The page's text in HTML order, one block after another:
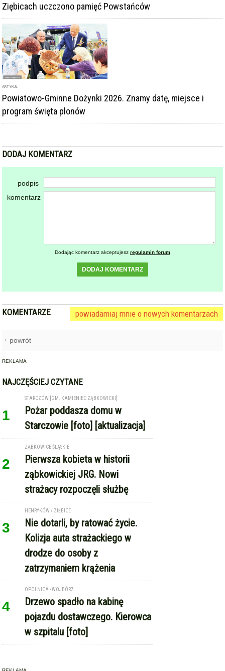
Ziębicach uczczono pamięć Powstańców
ARTYKUŁ
Powiatowo-Gminne Dożynki 2026. Znamy datę, miejsce i
program święta plonów
DODAJ KOMENTARZ
podpis
komentarz
Dodając komentarz akceptujesz regulamin forum
DODAJ KOMENTARZ
KOMENTARZE powiadamiaj mnie o nowych komentarzach
powrót
REKLAMA
NAJCZĘŚCIEJ CZYTANE
1
STARCZÓW [GM. KAMIENIEC ZĄBKOWICKI]
Pożar poddasza domu w
Starczowie [foto] [aktualizacja]
2
ZĄBKOWICE ŚLĄSKIE
Pierwsza kobieta w historii
ząbkowickiej JRG. Nowi
strażacy rozpoczęli służbę
3
HENRYKÓW / ZIĘBICE
Nie dotarli, by ratować życie.
Kolizja auta strażackiego w
drodze do osoby z
zatrzymaniem krążenia
4
OPOLNICA - WOJBÓRZ
Drzewo spadło na kabinę
pojazdu dostawczego. Kierowca
w szpitalu [foto]